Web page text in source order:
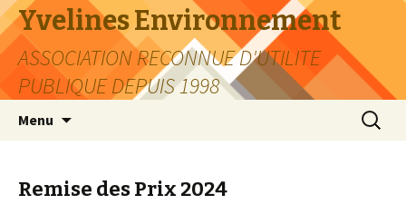
Yvelines Environnement
ASSOCIATION RECONNUE D'UTILITE
PUBLIQUE DEPUIS 1998
Menu
Remise des Prix 2024